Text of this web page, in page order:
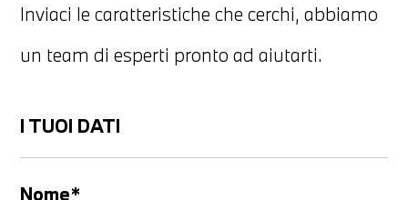
Inviaci le caratteristiche che cerchi, abbiamo
un team di esperti pronto ad aiutarti.
I TUOI DATI
Nome*